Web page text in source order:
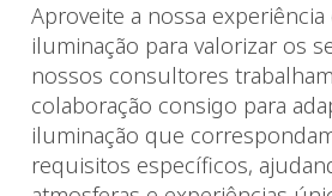
Aproveite a nossa
iluminação para valorizar os
nossos consultores
colaboração consigo para
iluminação que
requisitos específicos,